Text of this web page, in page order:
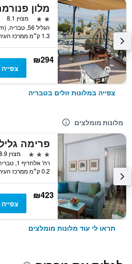
מלון
2 כוכבים
מצוין 8.1
1.3 ק״מ ממרכז העיר
₪294
צפייה במלונות זולים בטבריה
מלונות מומלצים
פרימה
3 כוכבים
מצוין 8.9
0.2 ק״מ ממרכז העיר
₪423
תראו לי עוד מלונות מומלצים